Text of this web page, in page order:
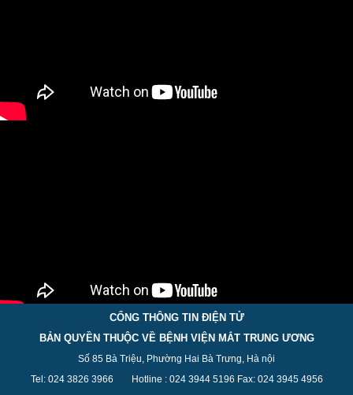
CỔNG THÔNG TIN ĐIỆN TỬ
BẢN QUYỀN THUỘC VỀ BỆNH VIỆN MẮT TRUNG ƯƠNG
Số 85 Bà Triệu, Phường Hai Bà Trưng, Hà nội
Tel: 024 3826 3966 Hotline : 024 3944 5196 Fax: 024 3945 4956